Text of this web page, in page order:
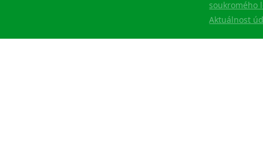
soukromého
Aktuálnost